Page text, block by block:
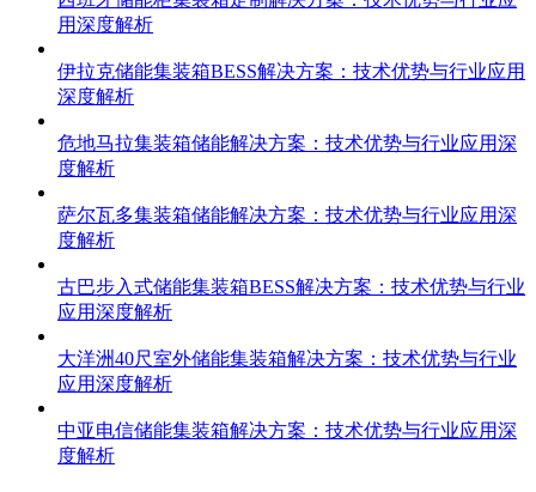
用深度解析
伊拉克储能集装箱BESS解决方案：技术优势与行业应用
深度解析
危地马拉集装箱储能解决方案：技术优势与行业应用深
度解析
萨尔瓦多集装箱储能解决方案：技术优势与行业应用深
度解析
古巴步入式储能集装箱BESS解决方案：技术优势与行业
应用深度解析
大洋洲40尺室外储能集装箱解决方案：技术优势与行业
应用深度解析
中亚电信储能集装箱解决方案：技术优势与行业应用深
度解析